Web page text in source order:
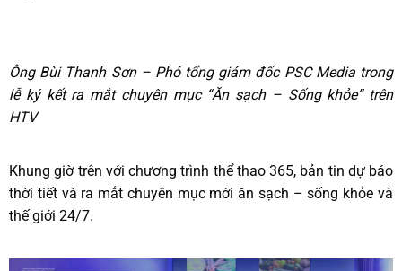
Ông Bùi Thanh Sơn – Phó tổng giám đốc PSC Media trong
lễ ký kết ra mắt chuyên mục “Ăn sạch – Sống khỏe” trên
HTV
Khung giờ trên với chương trình thể thao 365, bản tin dự báo
thời tiết và ra mắt chuyên mục mới ăn sạch – sống khỏe và
thế giới 24/7.